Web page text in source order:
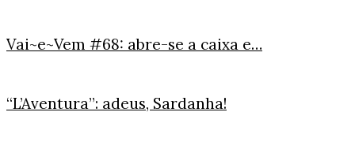
Vai~e~Vem #68: abre-se a caixa e…
“L’Aventura”: adeus, Sardanha!